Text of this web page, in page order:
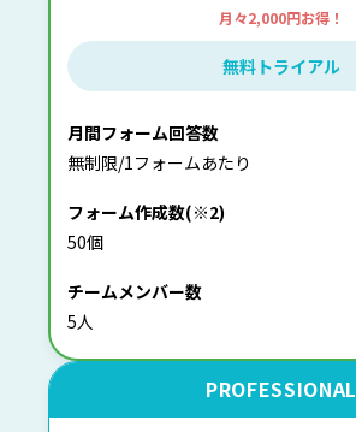
月々2,000円お得！
無料トライアル
月間フォーム回答数
無制限/1フォームあたり
フォーム作成数(※2)
50個
チームメンバー数
5人
PROFESSIONAL